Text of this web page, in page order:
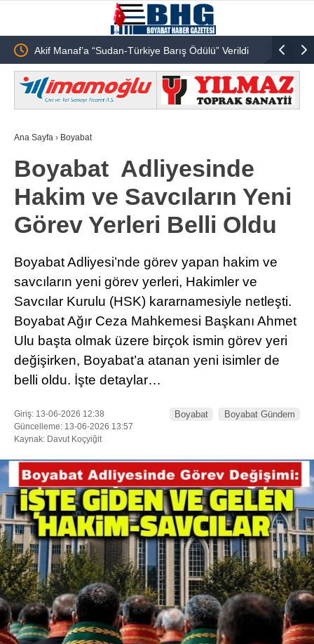
Dijital Akif Manaf’a “Sudan-Türkiye Barış Ödülü” Verildi Emekli
Ana Sayfa › Boyabat
Boyabat Adliyesinde
Hakim ve Savcıların Yeni
Görev Yerleri Belli Oldu
Boyabat Adliyesi’nde görev yapan hakim ve
savcıların yeni görev yerleri, Hakimler ve
Savcılar Kurulu (HSK) kararnamesiyle netleşti.
Boyabat Ağır Ceza Mahkemesi Başkanı Ahmet
Ulu başta olmak üzere birçok ismin görev yeri
değişirken, Boyabat’a atanan yeni isimler de
belli oldu. İşte detaylar…
Giriş: 13-06-2026 12:38
Güncelleme: 13-06-2026 13:57
Kaynak: Davut Koçyiğit
Boyabat Boyabat Gündem